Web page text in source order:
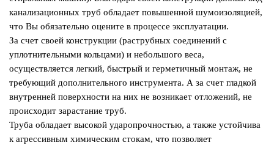
канализационных труб обладает повышенной шумоизоляцией,
что Вы обязательно оцените в процессе эксплуатации.
За счет своей конструкции (раструбных соединений с
уплотнительными кольцами) и небольшого веса,
осуществляется легкий, быстрый и герметичный монтаж, не
требующий дополнительного инструмента. А за счет гладкой
внутренней поверхности на них не возникает отложений, не
происходит зарастание труб.
Труба обладает высокой ударопрочностью, а также устойчива
к агрессивным химическим стокам, что позволяет